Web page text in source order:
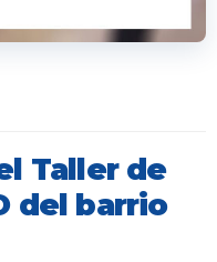
Taller de
del barrio